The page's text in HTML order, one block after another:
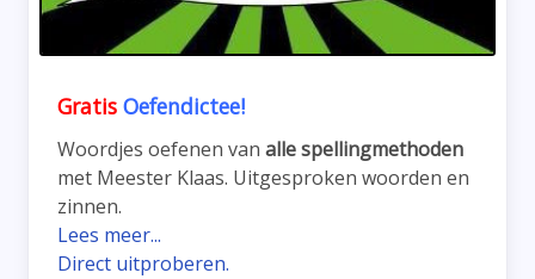
Gratis Oefendictee!
Woordjes oefenen van alle spellingmethoden
met Meester Klaas. Uitgesproken woorden en
zinnen.
Lees meer...
Direct uitproberen.